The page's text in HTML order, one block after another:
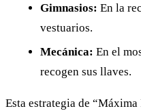
Gimnasios: En la
vestuarios.
Mecánica: En el
recogen sus llaves.
Esta estrategia de